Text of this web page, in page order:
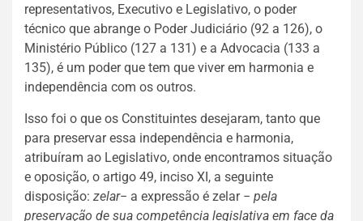
representativos, Executivo e Legislativo, o poder
técnico que abrange o Poder Judiciário (92 a 126), o
Ministério Público (127 a 131) e a Advocacia (133 a
135), é um poder que tem que viver em harmonia e
independência com os outros.
Isso foi o que os Constituintes desejaram, tanto que
para preservar essa independência e harmonia,
atribuíram ao Legislativo, onde encontramos situação
e oposição, o artigo 49, inciso XI, a seguinte
disposição: zelar− a expressão é zelar − pela
preservação de sua competência legislativa em face da